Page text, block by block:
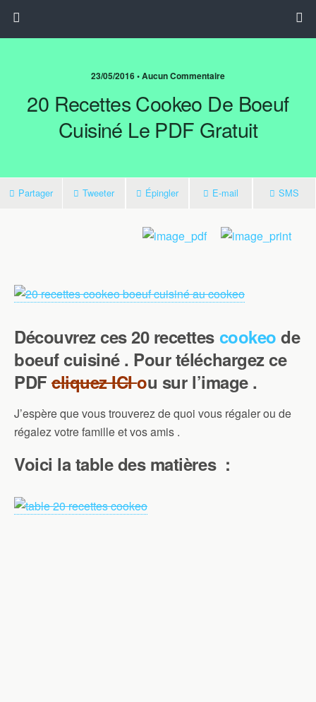
23/05/2016 • Aucun Commentaire
20 Recettes Cookeo De Boeuf
Cuisiné Le PDF Gratuit
Partager Tweeter Épingler E-mail SMS
Découvrez ces 20 recettes cookeode
boeuf cuisiné . Pour téléchargez ce
PDFcliquez ICIou sur l’image .
J’espère que vous trouverez de quoi vous régaler ou de
régalez votre famille et vos amis .
Voici la table des matières :